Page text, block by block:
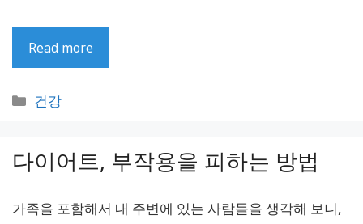
Read more
카
리
건강
다이어트, 부작용을 피하는 방법
가족을 포함해서 내 주변에 있는 사람들을 생각해 보니,